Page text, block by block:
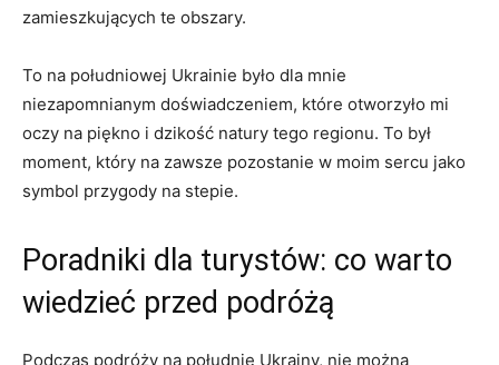
zamieszkujących te obszary.
To na południowej Ukrainie było dla mnie
niezapomnianym doświadczeniem, które otworzyło mi
oczy na piękno i dzikość natury tego regionu. To był
moment, który na zawsze pozostanie w moim sercu jako
symbol przygody na stepie.
Poradniki dla turystów: co warto
wiedzieć przed podróżą
Podczas podróży na południe Ukrainy, nie można